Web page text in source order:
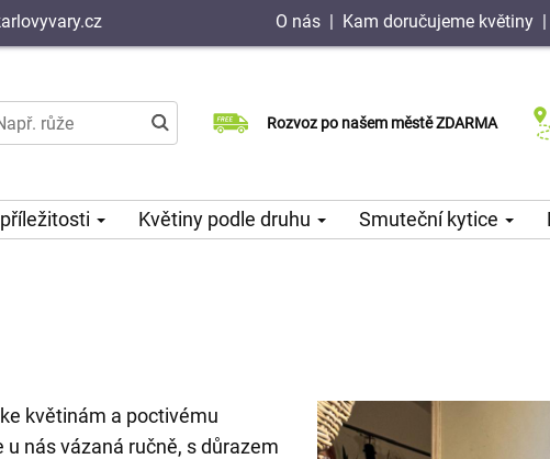
O nás | Kam doručujeme květiny |
Rozvoz po našem městě ZDARMA
Doručujeme již v den objednávky
Možný výběr času a dne doručení
Květiny podle druhu Smuteční kytice
květinám a poctivému
nás vázaná ručně, s důrazem